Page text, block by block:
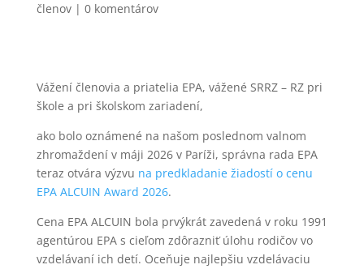
členov| 0 komentárov
Vážení členovia a priatelia EPA, vážené SRRZ – RZ pri
škole a pri školskom zariadení,
ako bolo oznámené na našom poslednom valnom
zhromaždení v máji 2026 v Paríži, správna rada EPA
teraz otvára výzvu na predkladanie žiadostí o cenu
EPA ALCUIN Award 2026.
Cena EPA ALCUIN bola prvýkrát zavedená v roku 1991
agentúrou EPA s cieľom zdôrazniť úlohu rodičov vo
vzdelávaní ich detí. Oceňuje najlepšiu vzdelávaciu